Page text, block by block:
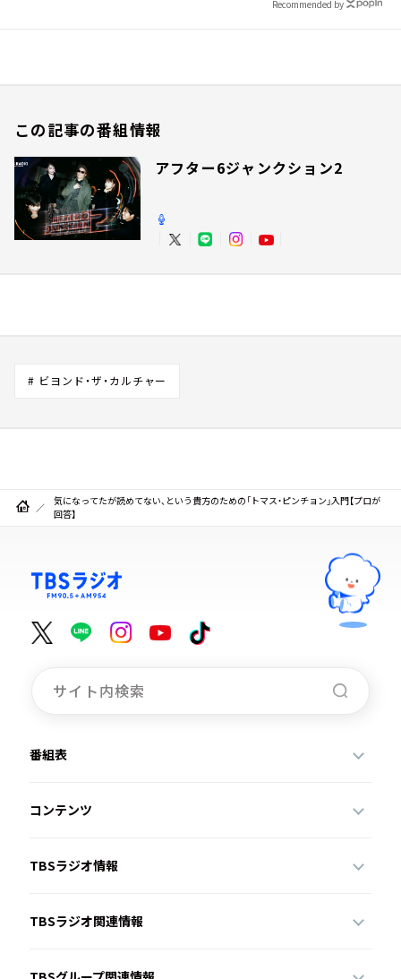
Recommended by
この記事の番組情報
アフター6ジャンクション2
# ビヨンド・ザ・カルチャー
気になってたが読めてない、という貴方のための「トマス・ピンチョン」入門【プロが
回答】
番組表
コンテンツ
TBSラジオ情報
TBSラジオ関連情報